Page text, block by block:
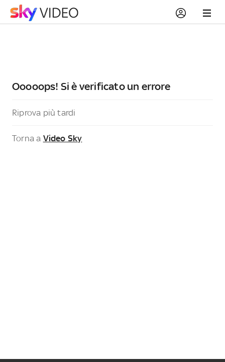
Ooooops! Si è verificato un errore
Riprova più tardi
Torna a Video Sky